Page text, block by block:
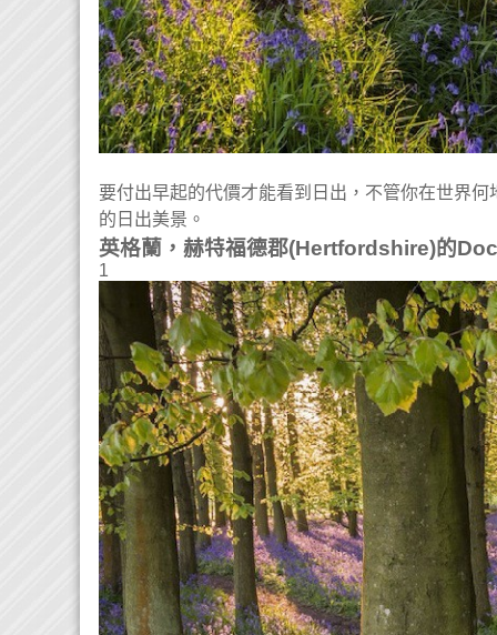
要付出早起的代價才能看到日出，不管你在世界
的日出美景。
英格蘭，赫特福德郡(Hertfordshire)的
1